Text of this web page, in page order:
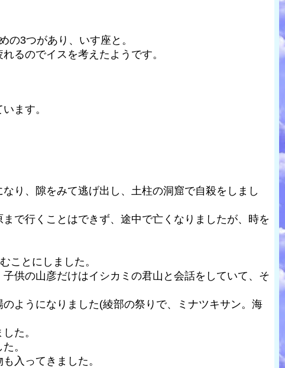
3つがあり、いす座と。
るのでイスを考えたようです。
ます。
り、隙をみて逃げ出し、土柱の洞窟で自殺をしまし
で行くことはできず、途中で亡くなりましたが、時を
ことにしました。
供の山彦だけはイシカミの君山と会話をしていて、そ
ようになりました(綾部の祭りで、ミナツキサン。海
た。
。
入ってきました。